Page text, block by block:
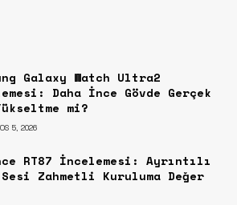
Galaxy Watch Ultra2
Daha İnce Gövde Gerçek
mi?
5, 2026
RT87 İncelemesi: Ayrıntılı
Zahmetli Kuruluma Değer